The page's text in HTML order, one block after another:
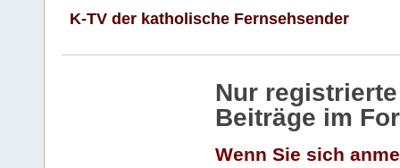
K-TV der katholische Fernsehsender
Nur
Beiträge im
Wenn Sie sich